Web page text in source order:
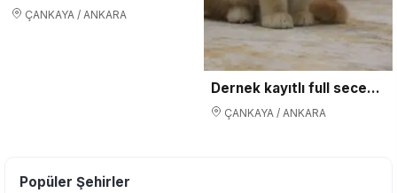
ÇANKAYA / ANKARA
Dernek kayıtlı full secereli aşıları tamam erkek
ÇANKAYA / ANKARA
Popüler Şehirler